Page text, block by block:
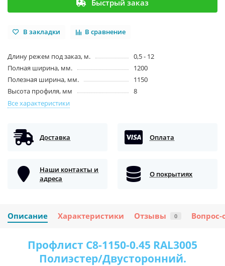
Быстрый заказ
В закладки В сравнение
Длину режем под заказ, м.
0,5 - 12
Полная ширина, мм.
1200
Полезная ширина, мм.
1150
Высота профиля, мм
8
Все характеристики
Доставка Оплата
Наши контакты и
адреса
О покрытиях
Описание Характеристики Отзывы 0 Вопрос-
Профлист С8-1150-0.45 RAL3005
Полиэстер/Двусторонний.